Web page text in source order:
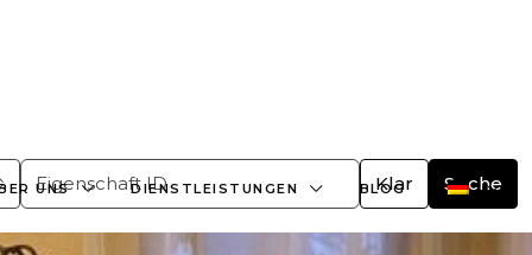
UNS DIENSTLEISTUNGEN BLOG
Klar Suche